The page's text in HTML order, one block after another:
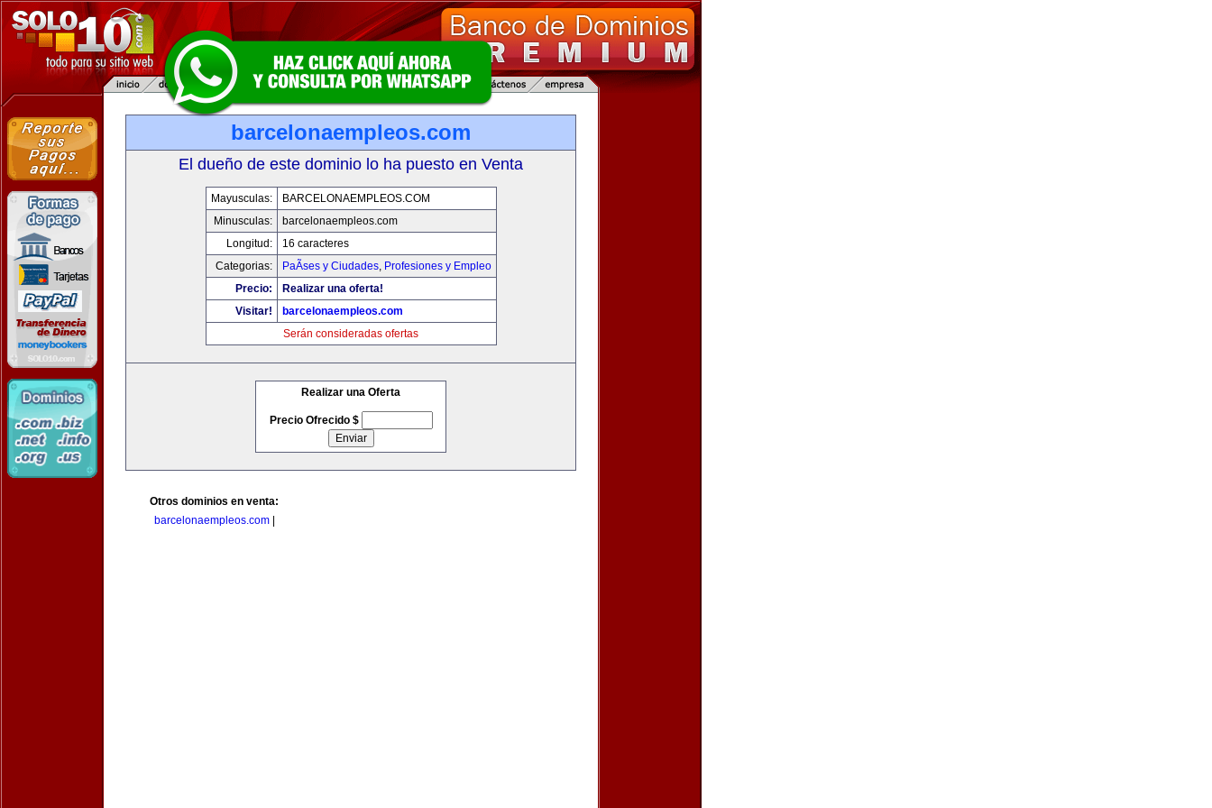
barcelonaempleos.com
El dueño de este dominio lo ha puesto en Venta
Mayusculas:
BARCELONAEMPLEOS.COM
Minusculas:
barcelonaempleos.com
Longitud:
16 caracteres
Categorias:
PaÃ­ses y Ciudades, Profesiones y Empleo
Precio:
Realizar una oferta!
Visitar!
barcelonaempleos.com
Serán consideradas ofertas
Realizar una Oferta
Precio Ofrecido $
Otros dominios en venta:
barcelonaempleos.com|